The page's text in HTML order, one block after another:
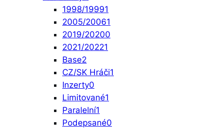
1998/19991
2005/20061
2019/20200
2021/20221
Base2
CZ/SK Hráči1
Inzerty0
Limitované1
Paralelní1
Podepsané0